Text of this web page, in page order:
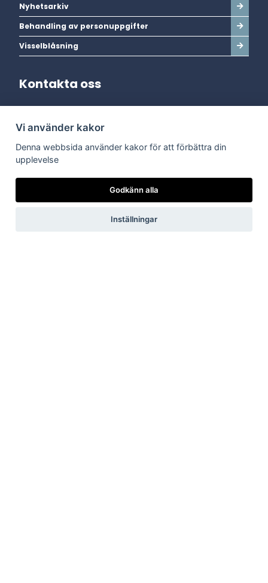
Nyhetsarkiv
Behandling av personuppgifter
Visselblåsning
Kontakta oss
Adress:
Dala Energi AB
Postadress:Box 254, 793 26 Leksand
Kundservice: 0247-738 00
Epost:info@dalaenergi.se
Chatten är stängd
Vi använder kakor
Denna webbsida använder kakor för att förbättra din
upplevelse
Godkänn alla
Inställningar